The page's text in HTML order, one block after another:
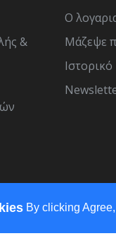
By clicking
&
Ο
Μάζεψε
, All Rights Reserved